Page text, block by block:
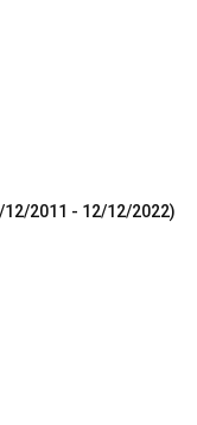
12/2011 - 12/12/2022)